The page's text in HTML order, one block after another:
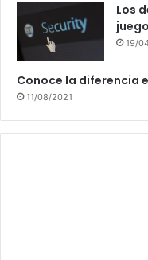
Los
19/
Conoce la diferencia
11/08/2021